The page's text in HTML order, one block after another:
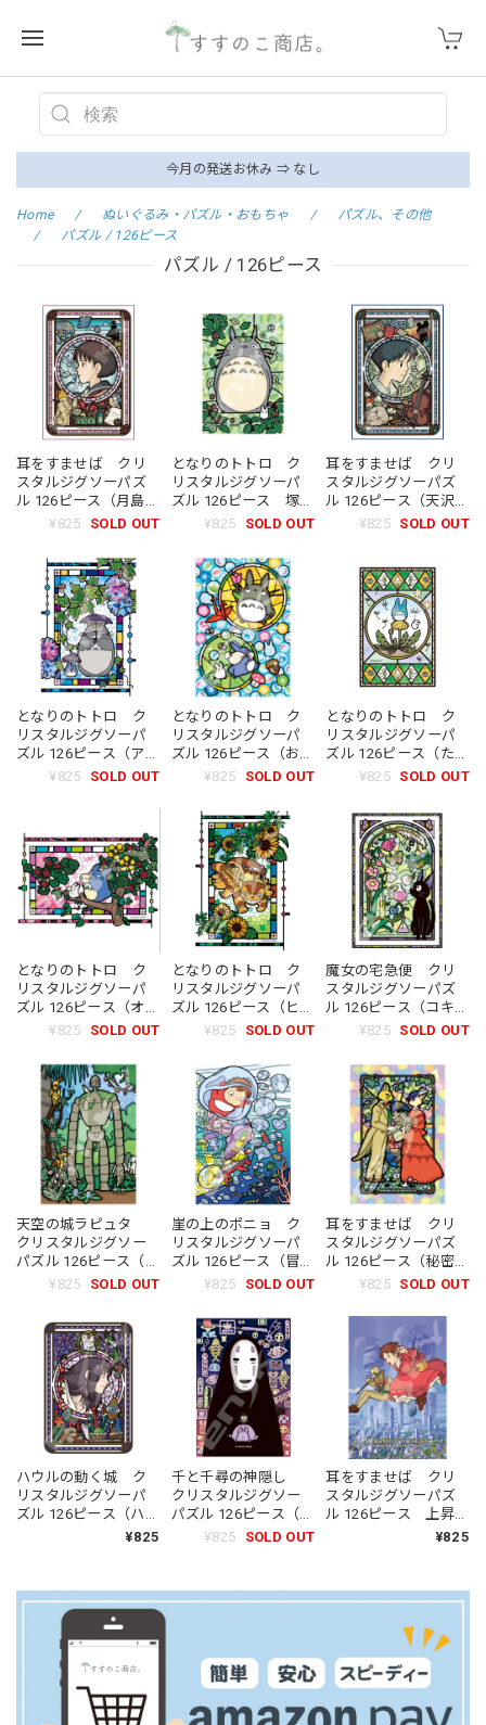
今月の発送お休み ⇒ なし
Home ぬいぐるみ・パズル・おもちゃ
パズル、その他
パズル / 126ピース
パズル / 126ピース
耳をすませば クリ
スタルジグソーパズ
ル 126ピース（月島
雫/8203）
¥825 SOLD OUT
となりのトトロ ク
リスタルジグソーパ
ズル 126ピース 塚森
の主（0026）
¥825 SOLD OUT
耳をすませば クリ
スタルジグソーパズ
ル 126ピース（天沢
聖司/8197）
¥825 SOLD OUT
となりのトトロ ク
リスタルジグソーパ
ズル 126ピース（アジ
サイの庭）
¥825 SOLD OUT
となりのトトロ ク
リスタルジグソーパ
ズル 126ピース（おは
じきトトロ）
¥825 SOLD OUT
となりのトトロ ク
リスタルジグソーパ
ズル 126ピース（たん
ぽぽ咲く日）
¥825 SOLD OUT
となりのトトロ ク
リスタルジグソーパ
ズル 126ピース（オカ
リナを吹いて）
¥825 SOLD OUT
となりのトトロ ク
リスタルジグソーパ
ズル 126ピース（ヒマ
ワリに囲まれて）
¥825 SOLD OUT
魔女の宅急便 クリ
スタルジグソーパズ
ル 126ピース（コキリ
のサンルーム）
¥825 SOLD OUT
天空の城ラピュタ
クリスタルジグソー
パズル 126ピース（空
中庭園の守り手）
¥825 SOLD OUT
崖の上のポニョ ク
リスタルジグソーパ
ズル 126ピース（冒険
のはじまり）
¥825 SOLD OUT
耳をすませば クリ
スタルジグソーパズ
ル 126ピース（秘密の
物語）¥825 SOLD OUT
ハウルの動く城 ク
リスタルジグソーパ
ズル 126ピース（ハウ
¥825
千と千尋の神隠し
クリスタルジグソー
パズル 126ピース（不
思議の街の灯り）
¥825 SOLD OUT
耳をすませば クリ
スタルジグソーパズ
ル 126ピース 上昇気
流にのって（7339）
¥825